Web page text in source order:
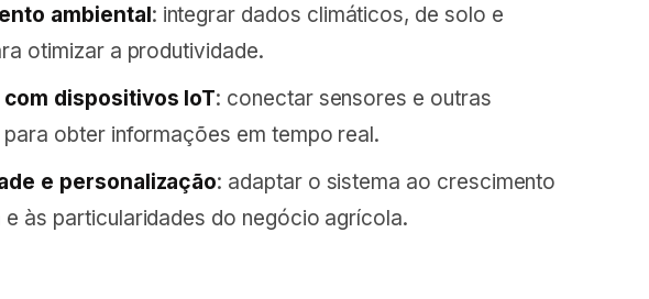
ambiental: integrar dados climáticos, de solo e
otimizar a produtividade.
dispositivos IoT: conectar sensores e outras
obter informações em tempo real.
e personalização: adaptar o sistema ao crescimento
e às particularidades do negócio agrícola.